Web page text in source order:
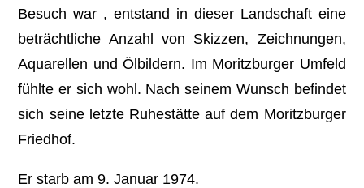
Besuch war , entstand in dieser Landschaft eine
beträchtliche Anzahl von Skizzen, Zeichnungen,
Aquarellen und Ölbildern. Im Moritzburger Umfeld
fühlte er sich wohl. Nach seinem Wunsch befindet
sich seine letzte Ruhestätte auf dem Moritzburger
Friedhof.
Er starb am 9. Januar 1974.